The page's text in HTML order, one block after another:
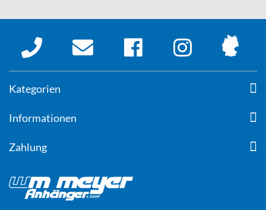
Kategorien
Informationen
Zahlung